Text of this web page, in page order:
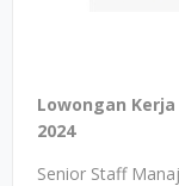
Lowongan
2024
Senior Staff